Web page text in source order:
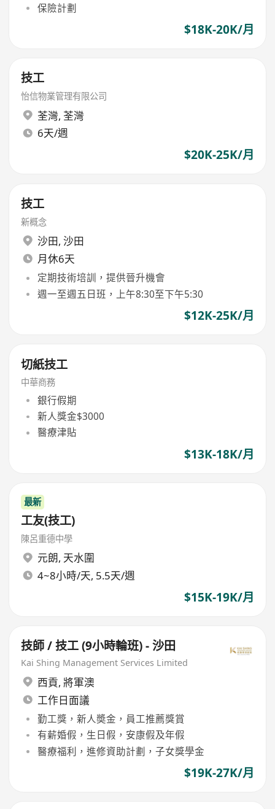
保險計劃
$18K-20K/月
技工
怡信物業管理有限公司
荃灣, 荃灣
6天/週
$20K-25K/月
技工
新概念
沙田, 沙田
月休6天
定期技術培訓，提供晉升機會
週一至週五日班，上午8:30至下午5:30
$12K-25K/月
切紙技工
中華商務
銀行假期
新人獎金$3000
醫療津貼
$13K-18K/月
最新
工友(技工)
陳呂重德中學
元朗, 天水圍
4~8小時/天, 5.5天/週
$15K-19K/月
技師 / 技工 (9小時輪班) - 沙田
Kai Shing Management Services Limited
西貢, 將軍澳
工作日面議
勤工獎，新人奬金，員工推薦獎賞
有薪婚假，生日假，安康假及年假
醫療福利，進修資助計劃，子女獎學金
$19K-27K/月